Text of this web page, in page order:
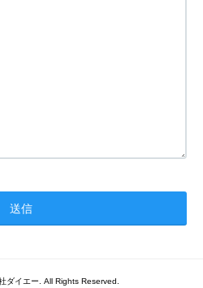
ダイエー. All Rights Reserved.